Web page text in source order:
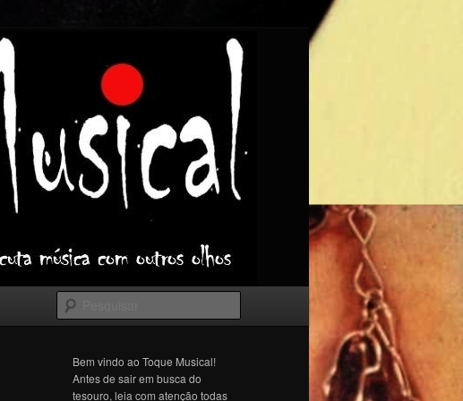
Bem vindo ao Toque Musical!
Antes de sair em busca do
tesouro, leia com atenção todas